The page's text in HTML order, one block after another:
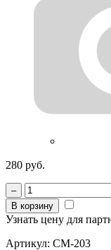
280 руб.
–
В корзину
Узнать цену для
Артикул: CM-203